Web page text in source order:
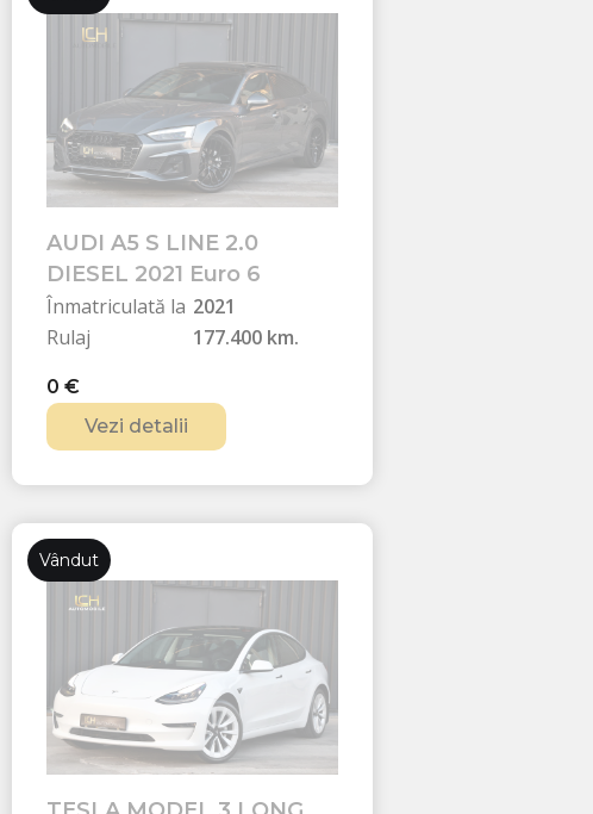
AUDI A5 S LINE 2.0
DIESEL 2021 Euro 6
Înmatriculată la
Rulaj
2021
177.400 km.
0 €
Vezi detalii
Vândut